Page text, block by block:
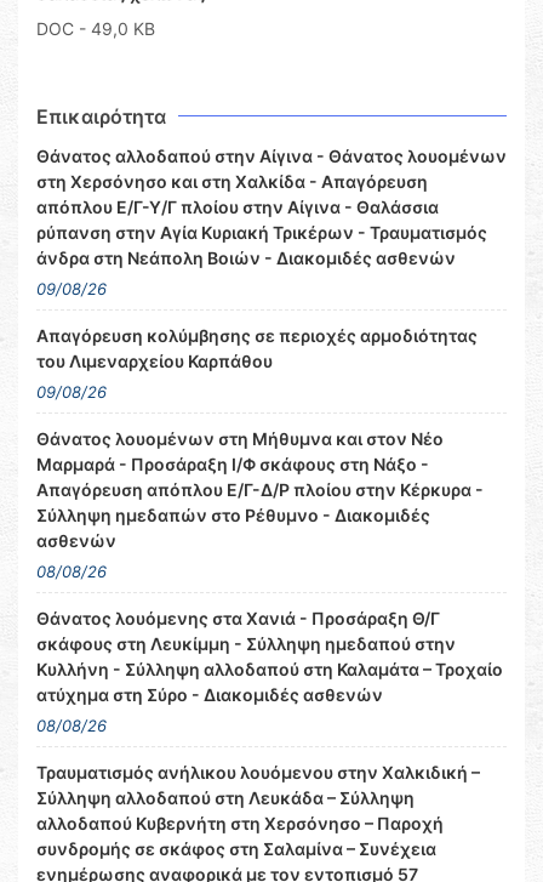
DOC - 49,0 KB
Επικαιρότητα
Θάνατος αλλοδαπού στην Αίγινα - Θάνατος λουομένων
στη Χερσόνησο και στη Χαλκίδα - Απαγόρευση
απόπλου Ε/Γ-Υ/Γ πλοίου στην Αίγινα - Θαλάσσια
ρύπανση στην Αγία Κυριακή Τρικέρων - Τραυματισμός
άνδρα στη Νεάπολη Βοιών - Διακομιδές ασθενών
09/08/26
Απαγόρευση κολύμβησης σε περιοχές αρμοδιότητας
του Λιμεναρχείου Καρπάθου
09/08/26
Θάνατος λουομένων στη Μήθυμνα και στον Νέο
Μαρμαρά - Προσάραξη Ι/Φ σκάφους στη Νάξο -
Απαγόρευση απόπλου Ε/Γ-Δ/Ρ πλοίου στην Κέρκυρα -
Σύλληψη ημεδαπών στο Ρέθυμνο - Διακομιδές
ασθενών
08/08/26
Θάνατος λουόμενης στα Χανιά - Προσάραξη Θ/Γ
σκάφους στη Λευκίμμη - Σύλληψη ημεδαπού στην
Κυλλήνη - Σύλληψη αλλοδαπού στη Καλαμάτα – Τροχαίο
ατύχημα στη Σύρο - Διακομιδές ασθενών
08/08/26
Τραυματισμός ανήλικου λουόμενου στην Χαλκιδική –
Σύλληψη αλλοδαπού στη Λευκάδα – Σύλληψη
αλλοδαπού Κυβερνήτη στη Χερσόνησο – Παροχή
συνδρομής σε σκάφος στη Σαλαμίνα – Συνέχεια
ενημέρωσης αναφορικά με τον εντοπισμό 57